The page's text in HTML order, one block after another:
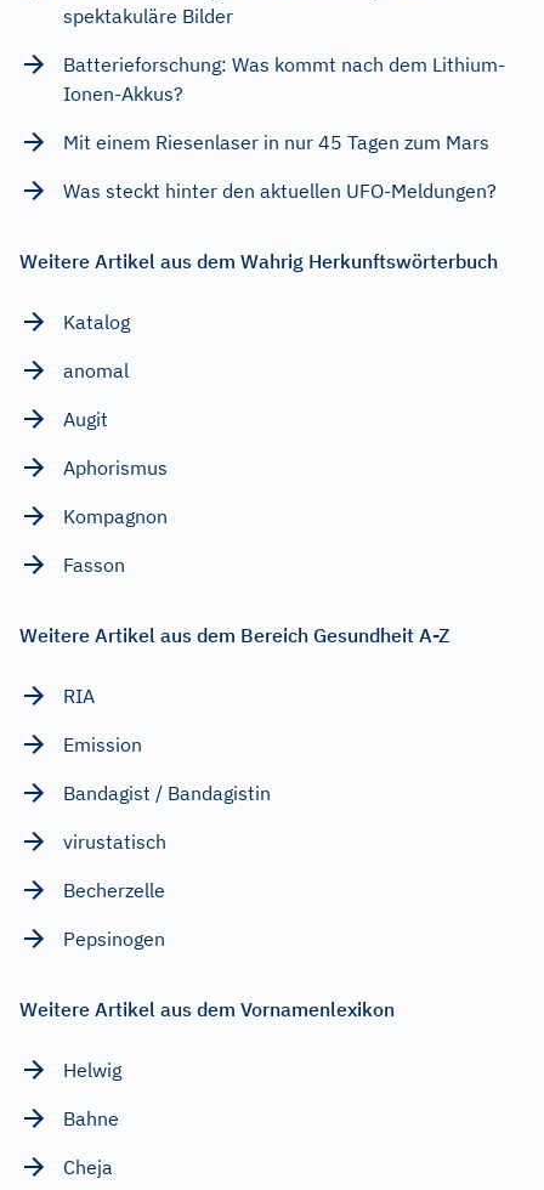
spektakuläre Bilder
Batterieforschung: Was kommt nach dem Lithium-
Ionen-Akkus?
Mit einem Riesenlaser in nur 45 Tagen zum Mars
Was steckt hinter den aktuellen UFO-Meldungen?
Weitere Artikel aus dem Wahrig Herkunftswörterbuch
Katalog
anomal
Augit
Aphorismus
Kompagnon
Fasson
Weitere Artikel aus dem Bereich Gesundheit A-Z
RIA
Emission
Bandagist / Bandagistin
virustatisch
Becherzelle
Pepsinogen
Weitere Artikel aus dem Vornamenlexikon
Helwig
Bahne
Cheja